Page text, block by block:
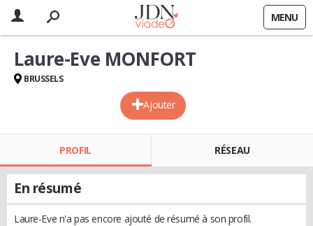
MENU
Ajouter
Laure-Eve MONFORT
BRUSSELS
PROFIL RÉSEAU
En résumé
Laure-Eve n'a pas encore ajouté de résumé à son profil.